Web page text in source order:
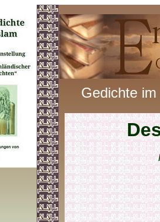
Gedichte